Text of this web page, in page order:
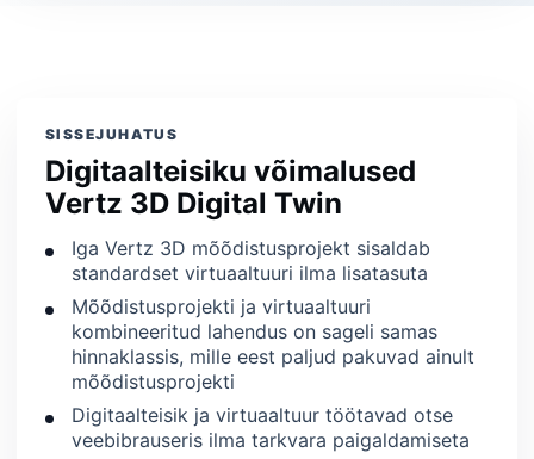
SISSEJUHATUS
Digitaalteisiku võimalused
Vertz 3D Digital Twin
Iga Vertz 3D mõõdistusprojekt sisaldab
standardset virtuaaltuuri ilma lisatasuta
Mõõdistusprojekti ja virtuaaltuuri
kombineeritud lahendus on sageli samas
hinnaklassis, mille eest paljud pakuvad ainult
mõõdistusprojekti
Digitaalteisik ja virtuaaltuur töötavad otse
veebibrauseris ilma tarkvara paigaldamiseta